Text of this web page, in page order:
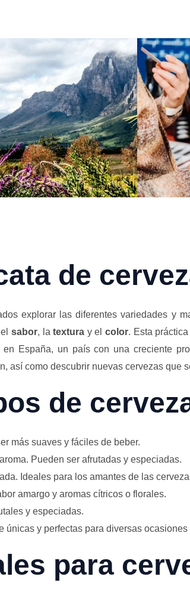
de
explorar las diferentes variedades y
sabor, latextura y el color. Esta
España, un país con una creciente
como descubrir nuevas cervezas que
de
más suaves y fáciles de beber.
Pueden ser afrutadas y especiadas.
Ideales para los amantes de las
amargo y aromas cítricos o florales.
y especiadas.
y perfectas para diversas ocasiones
para